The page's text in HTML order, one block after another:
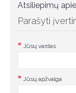
Atsiliepimų
Parašyti
Jūsų vardas
Jūsų apžvalga